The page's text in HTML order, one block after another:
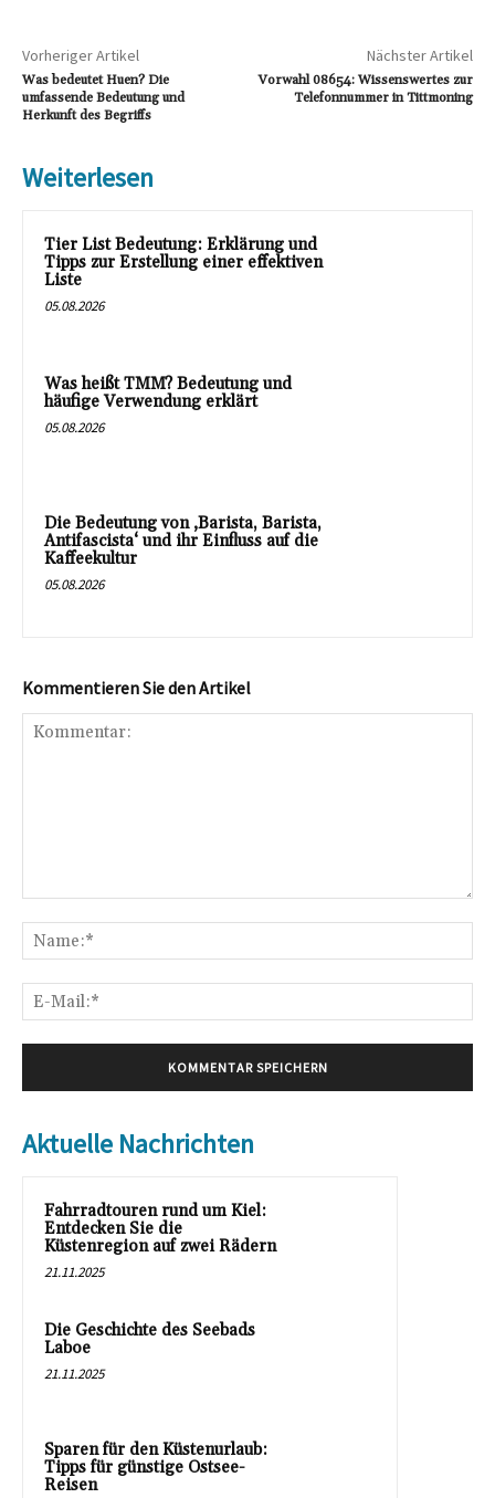
Vorheriger Artikel
Was bedeutet Huen? Die
umfassende Bedeutung und
Herkunft des Begriffs
Nächster Artikel
Vorwahl 08654: Wissenswertes zur
Telefonnummer in Tittmoning
Weiterlesen
Tier List Bedeutung: Erklärung und
Tipps zur Erstellung einer effektiven
Liste
05.08.2026
Was heißt TMM? Bedeutung und
häufige Verwendung erklärt
05.08.2026
Die Bedeutung von ‚Barista, Barista,
Antifascista‘ und ihr Einfluss auf die
Kaffeekultur
05.08.2026
Kommentieren Sie den Artikel
Aktuelle Nachrichten
Fahrradtouren rund um Kiel:
Entdecken Sie die
Küstenregion auf zwei Rädern
21.11.2025
Die Geschichte des Seebads
Laboe
21.11.2025
Sparen für den Küstenurlaub:
Tipps für günstige Ostsee-
Reisen